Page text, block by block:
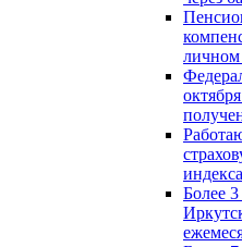
личном
Более